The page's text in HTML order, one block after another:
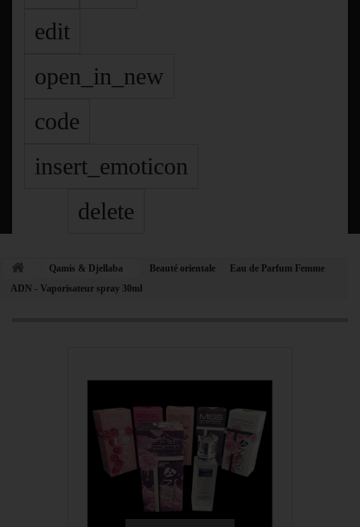
edit
open_in_new
code
insert_emoticon
delete
Qamis & Djellaba Beauté orientale
Eau de Parfum Femme
ADN - Vaporisateur spray 30ml